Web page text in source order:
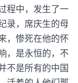
程中，发生了一
录，席庆生的母
，惨死在他的怀
，是永恒的，不
不是所有的中国